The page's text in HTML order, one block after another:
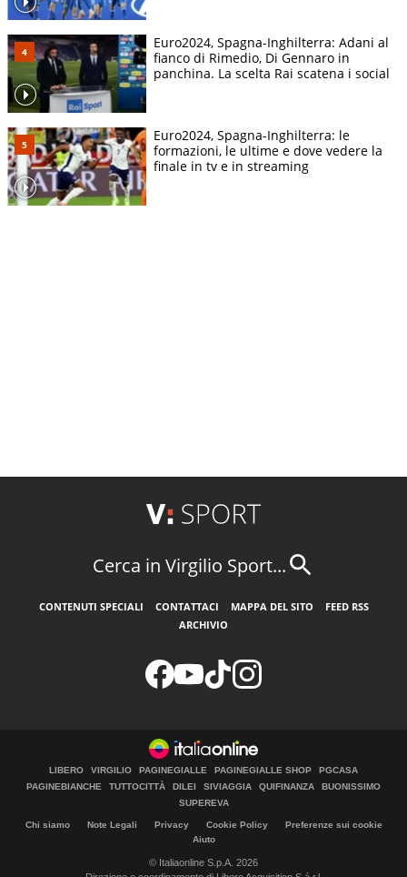
Euro2024, Spagna-Inghilterra: Adani al
fianco di Rimedio, Di Gennaro in
panchina. La scelta Rai scatena i social
Euro2024, Spagna-Inghilterra: le
formazioni, le ultime e dove vedere la
finale in tv e in streaming
Cerca in Virgilio Sport...
CONTENUTI SPECIALI CONTATTACI MAPPA DEL SITO
FEED RSS
ARCHIVIO
LIBERO VIRGILIO PAGINEGIALLE PAGINEGIALLE SHOP
PGCASA
PAGINEBIANCHE
TUTTOCITTÀ DILEI SIVIAGGIA QUIFINANZA
BUONISSIMO
SUPEREVA
Chi siamo Note Legali Privacy Cookie Policy
Preferenze sui cookie
Aiuto
© Italiaonline S.p.A. 2026